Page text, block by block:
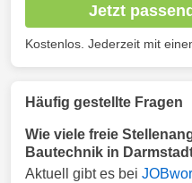
Jetzt
Kostenlos. Jederzeit mit
Häufig gestellte Fragen
Wie viele freie
Bautechnik in
Aktuell gibt es bei